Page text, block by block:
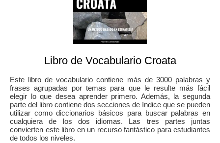
Libro de Vocabulario Croata
Este libro de vocabulario contiene más de 3000 palabras y
frases agrupadas por temas para que le resulte más fácil
elegir lo que desea aprender primero. Además, la segunda
parte del libro contiene dos secciones de índice que se pueden
utilizar como diccionarios básicos para buscar palabras en
cualquiera de los dos idiomas. Las tres partes juntas
convierten este libro en un recurso fantástico para estudiantes
de todos los niveles.